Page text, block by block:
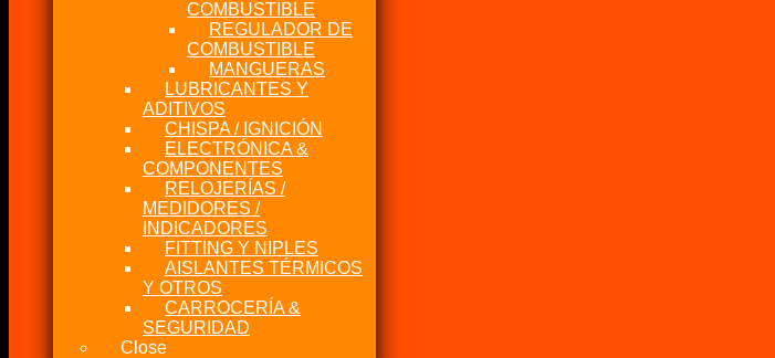
COMBUSTIBLE
REGULADOR DE
COMBUSTIBLE
MANGUERAS
LUBRICANTES Y
ADITIVOS
CHISPA / IGNICIÓN
ELECTRÓNICA &
COMPONENTES
RELOJERÍAS /
MEDIDORES /
INDICADORES
FITTING Y NIPLES
AISLANTES TÉRMICOS
Y OTROS
CARROCERÍA &
SEGURIDAD
Close